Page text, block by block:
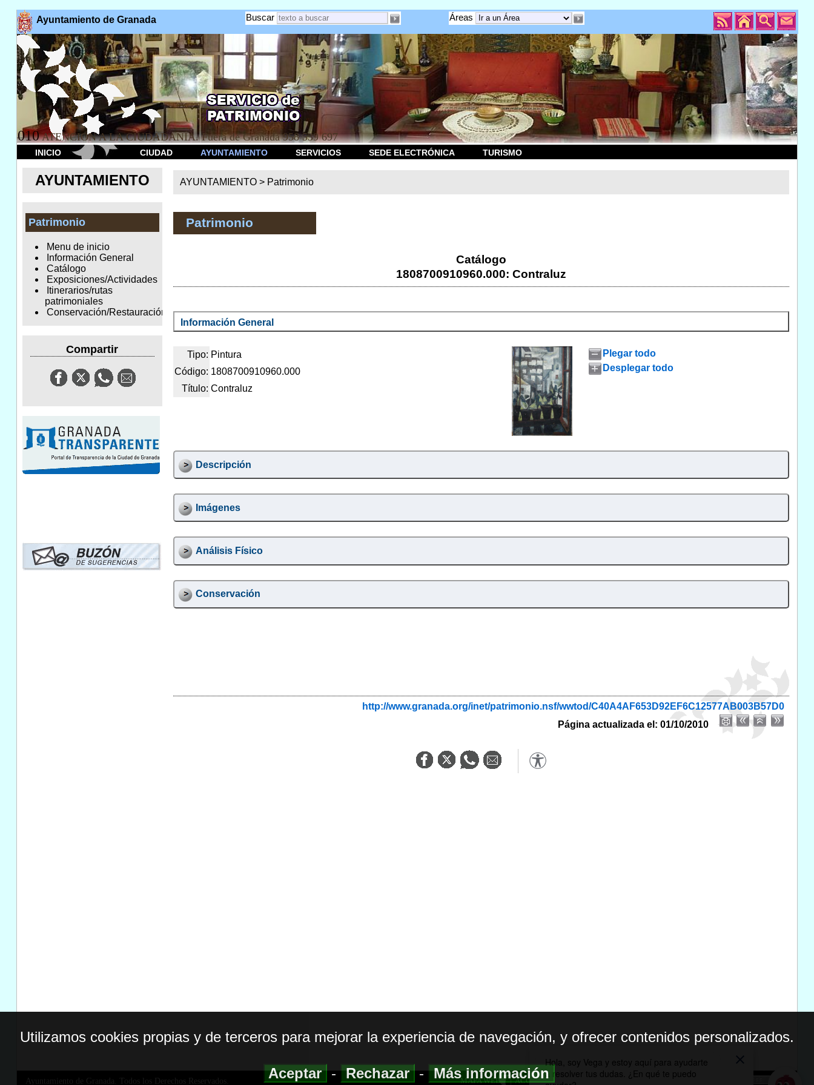
Ayuntamiento de Granada Áreas
Buscar
010 ATENCION A LA CIUDADANÍA. Fuera de Granada 958 539 697
INICIO CIUDAD AYUNTAMIENTO SERVICIOS SEDE ELECTRÓNICA TURISMO
AYUNTAMIENTO
Patrimonio
Menu de inicio
Información General
Catálogo
Exposiciones/Actividades
Itinerarios/rutas
patrimoniales
Conservación/Restauración
Compartir
AYUNTAMIENTO > Patrimonio
Patrimonio
Catálogo
1808700910960.000: Contraluz
Información General
Tipo: Pintura
Código: 1808700910960.000
Título: Contraluz
Plegar todo
Desplegar todo
Descripción
Imágenes
Análisis Físico
Conservación
http://www.granada.org/inet/patrimonio.nsf/wwtod/C40A4AF653D92EF6C12577AB003B57D0
Página actualizada el: 01/10/2010
Ayuntamiento de Granada. Todos los Derechos Reservados. MAPA WEB|ACCESIBILIDAD
Utilizamos cookies propias y de terceros para mejorar la experiencia de navegación, y ofrecer contenidos personalizados.
Aceptar-Rechazar-Más información